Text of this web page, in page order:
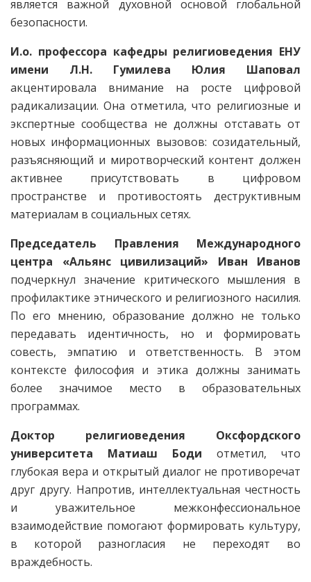
является важной духовной основой глобальной
безопасности.
И.о. профессора кафедры религиоведения ЕНУ
имени Л.Н. Гумилева Юлия Шаповал
акцентировала внимание на росте цифровой
радикализации. Она отметила, что религиозные и
экспертные сообщества не должны отставать от
новых информационных вызовов: созидательный,
разъясняющий и миротворческий контент должен
активнее присутствовать в цифровом
пространстве и противостоять деструктивным
материалам в социальных сетях.
Председатель Правления Международного
центра «Альянс цивилизаций» Иван Иванов
подчеркнул значение критического мышления в
профилактике этнического и религиозного насилия.
По его мнению, образование должно не только
передавать идентичность, но и формировать
совесть, эмпатию и ответственность. В этом
контексте философия и этика должны занимать
более значимое место в образовательных
программах.
Доктор религиоведения Оксфордского
университета Матиаш Боди отметил, что
глубокая вера и открытый диалог не противоречат
друг другу. Напротив, интеллектуальная честность
и уважительное межконфессиональное
взаимодействие помогают формировать культуру,
в которой разногласия не переходят во
враждебность.